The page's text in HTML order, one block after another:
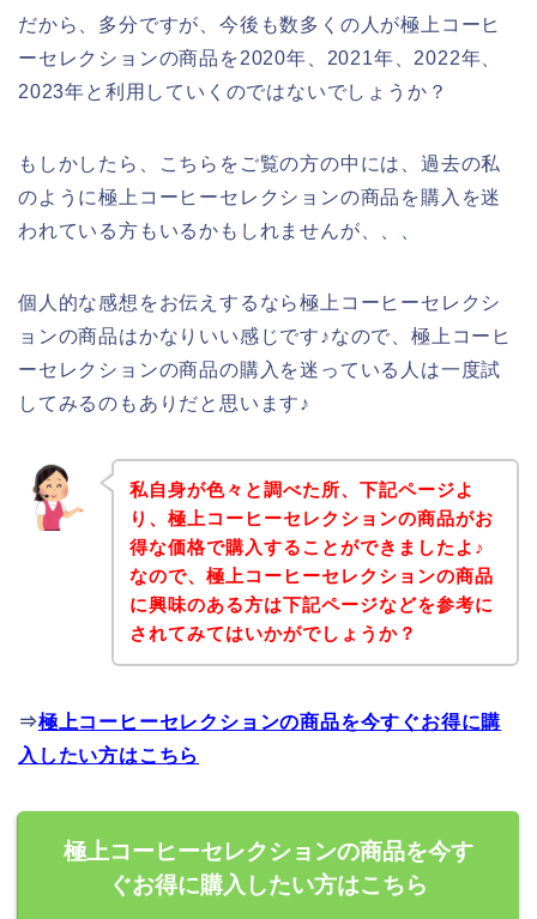
だから、多分ですが、今後も数多くの人が極上コーヒ
ーセレクションの商品を2020年、2021年、2022年、
2023年と利用していくのではないでしょうか？
もしかしたら、こちらをご覧の方の中には、過去の私
のように極上コーヒーセレクションの商品を購入を迷
われている方もいるかもしれませんが、、、
個人的な感想をお伝えするなら極上コーヒーセレクシ
ョンの商品はかなりいい感じです♪なので、極上コーヒ
ーセレクションの商品の購入を迷っている人は一度試
してみるのもありだと思います♪
私自身が色々と調べた所、下記ページよ
り、極上コーヒーセレクションの商品がお
得な価格で購入することができましたよ♪
なので、極上コーヒーセレクションの商品
に興味のある方は下記ページなどを参考に
されてみてはいかがでしょうか？
⇒極上コーヒーセレクションの商品を今すぐお得に購
入したい方はこちら
極上コーヒーセレクションの商品を今す
ぐお得に購入したい方はこちら